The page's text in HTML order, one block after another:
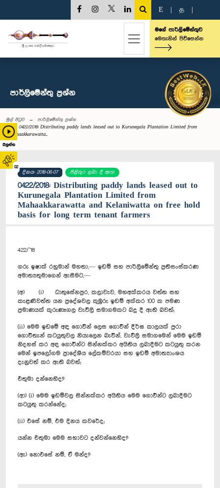
බලන්න
02
E த
මගේ පාර්ලිමේන්තුව
මෙතැනින් පිවිසෙන්න
පාර්ලි‌මේන්තු‌ ප්‍රශ්න
මුල් පිටුව
පාර්ලි‌මේන්තු‌ ප්‍රශ්න
0422/2018: Distributing paddy lands leased out to Kurunegala Plantation Limited from
Mahaakkarawatta...
දිනය: 2018-06-07 පිළිතුර ලබා දී ඇත
0422/2018: Distributing paddy lands leased out to
Kurunegala Plantation Limited from
Mahaakkarawatta and Kelaniwatta on free hold
basis for long term tenant farmers
422/’18
ගරු ඉෂාක් රහුමාන් මහතා,— ඉඩම් සහ පාර්ලිමේන්තු ප්‍රතිසංස්කරණ
අමාත්‍යතුමාගෙන් ඇසීමට,—
(අ) (i) ධාතුසේනපුර, කලාවැව, මහඅක්කරය වත්ත සහ
කැළණිවත්ත යන ප්‍රදේශවල කුඹුරු ඉඩම් අක්කර 100 ක පමණ
ප්‍රමාණයක් කුරුණෑගල වැවිලි සමාගමකට බදු දී ඇති බවත්;
(ii) මෙම ඉඩමේ අඳ ගොවීන් ලෙස ගොවීන් දීර්ඝ කාලයක් පුරා
ගොවිතැන් කටයුතුවල නියැලෙන බැවින්, වැවිලි සමාගමෙන් මෙම ඉඩම්
නිදහස් කර අඳ ගොවීන්ට සින්නක්කර අයිතිය ලබාදීමට කටයුතු කරන
මෙන් ඉපලෝගම ප්‍රාදේශීය ලේකම්වරයා සහ ඉඩම් අමාත්‍යාංශය
දැනුවත් කර ඇති බවත්;
එතුමා දන්නෙහිද?
(ආ) (i) මෙම ඉඩම්වල සින්නක්කර අයිතිය මෙම ගොවීන්ට ලබාදීමට
කටයුතු කරන්නේද;
(ii) එසේ නම්, එම දිනය කවරේද;
යන්න එතුමා මෙම සභාවට දන්වන්නෙහිද?
(ඇ) නොඑසේ නම්, ඒ මන්ද?